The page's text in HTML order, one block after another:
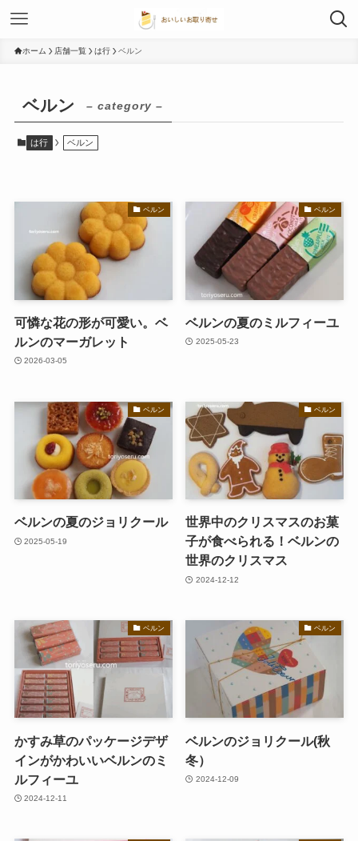
ホーム 店舗一覧 は行 ベルン
ベルン – category –
は行 ベルン
ベルン
可憐な花の形が可愛い。ベ
ルンのマーガレット
2026-03-05
ベルン
ベルンの夏のミルフィーユ
2025-05-23
ベルン
ベルンの夏のジョリクール
2025-05-19
ベルン
世界中のクリスマスのお菓
子が食べられる！ベルンの
世界のクリスマス
2024-12-12
ベルン
かすみ草のパッケージデザ
インがかわいいベルンのミ
ルフィーユ
2024-12-11
ベルン
ベルンのジョリクール(秋
冬）
2024-12-09